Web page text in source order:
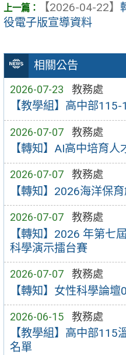
相關公告
2026-07-23 教務處
【教學組】高中部
2026-07-07 教務處
【轉知】AI高中培育人
2026-07-07 教務處
【轉知】2026海洋保
2026-07-07 教務處
【轉知】2026 年第七
科學演示擂台賽
2026-07-07 教務處
【轉知】女性科學論壇
2026-06-15 教務處
【教學組】高中部115
名單
【2026-04-22】
役電子版宣導資料